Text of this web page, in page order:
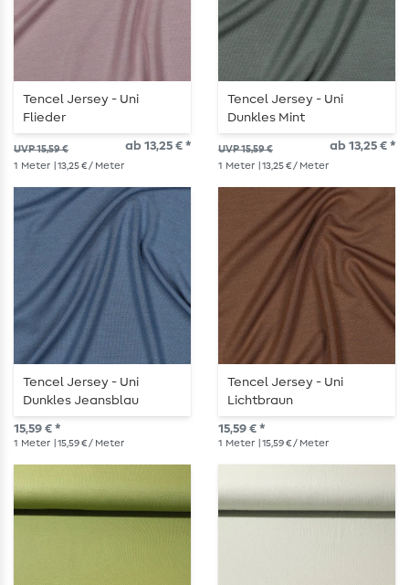
Tencel Jersey - Uni
Flieder
UVP 15,59 € ab 13,25 € *
1 Meter | 13,25 € / Meter
Tencel Jersey - Uni
Dunkles Mint
UVP 15,59 € ab 13,25 € *
1 Meter | 13,25 € / Meter
Tencel Jersey - Uni
Dunkles Jeansblau
15,59 € *
1 Meter | 15,59 € / Meter
Tencel Jersey - Uni
Lichtbraun
15,59 € *
1 Meter | 15,59 € / Meter